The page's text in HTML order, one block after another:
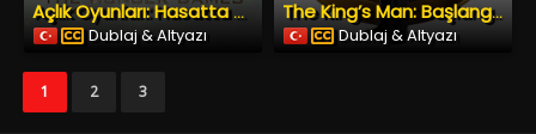
Açlık Oyunları: Hasatta Gündoğumu
Dublaj & Altyazı
The King’s Man: Başlangıç
Dublaj & Altyazı
1 2 3